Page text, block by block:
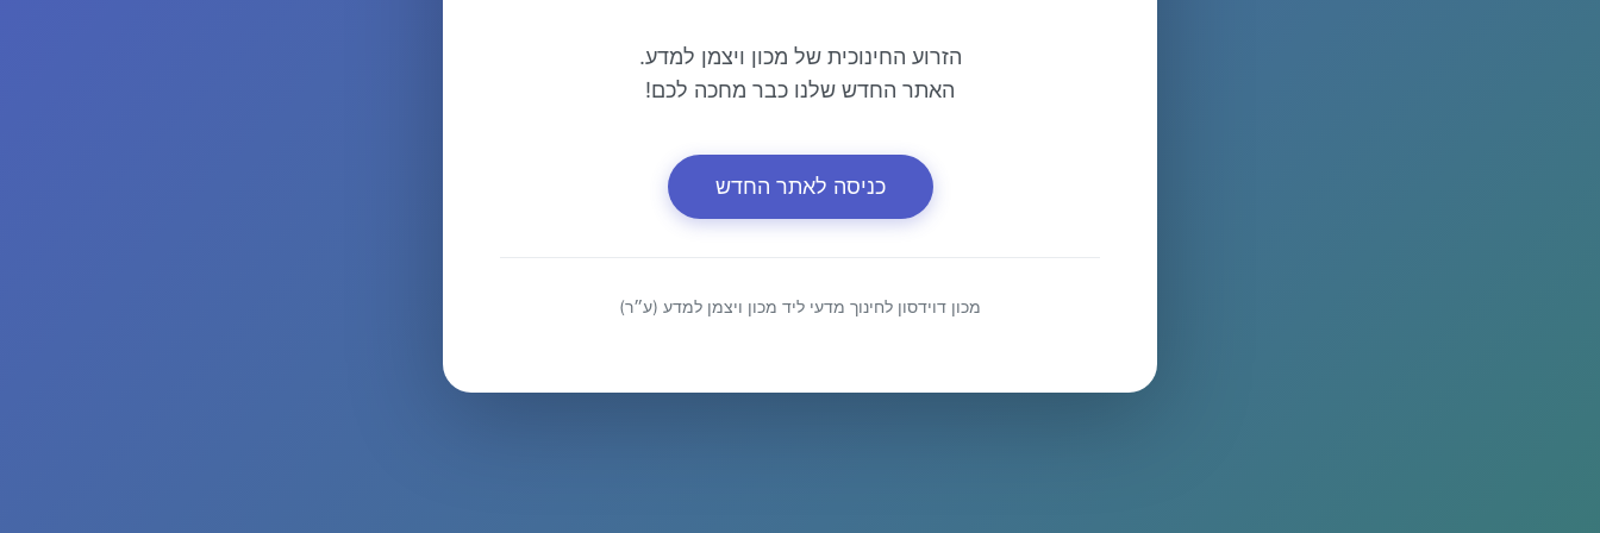
הזרוע החינוכית של מכון ויצמן למדע.
האתר החדש שלנו כבר מחכה לכם!
כניסה לאתר החדש
מכון דוידסון לחינוך מדעי ליד מכון ויצמן למדע (ע״ר)